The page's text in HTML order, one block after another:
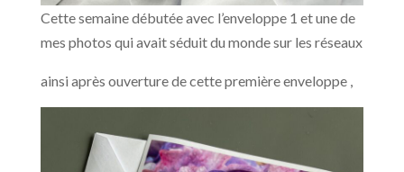
Cette semaine débutée avec l’enveloppe 1 et une de
mes photos qui avait séduit du monde sur les réseaux
ainsi après ouverture de cette première enveloppe ,